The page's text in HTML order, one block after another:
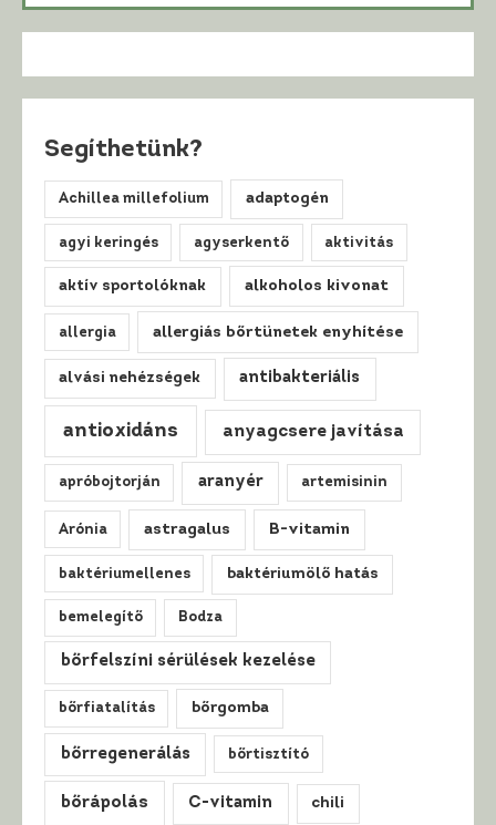
Segíthetünk?
Achillea millefolium adaptogén
agyi keringés agyserkentő aktivitás
aktív sportolóknak alkoholos kivonat
allergia allergiás bőrtünetek enyhítése
alvási nehézségek antibakteriális
antioxidáns anyagcsere javítása
apróbojtorján aranyér artemisinin
Arónia astragalus B-vitamin
baktériumellenes baktériumölő hatás
bemelegítő Bodza
bőrfelszíni sérülések kezelése
bőrfiatalítás bőrgomba
bőrregenerálás bőrtisztító
bőrápolás C-vitamin chili